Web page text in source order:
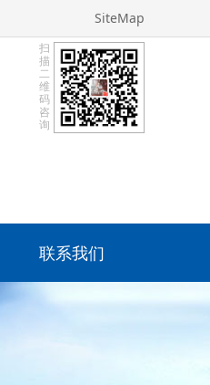
SiteMap
扫
描
二
维
码
咨
询
联系我们